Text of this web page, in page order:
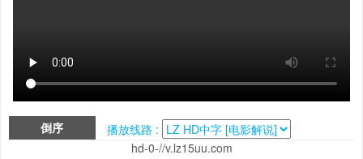
倒序
播放线路 :
hd-0-//v.lz15uu.com